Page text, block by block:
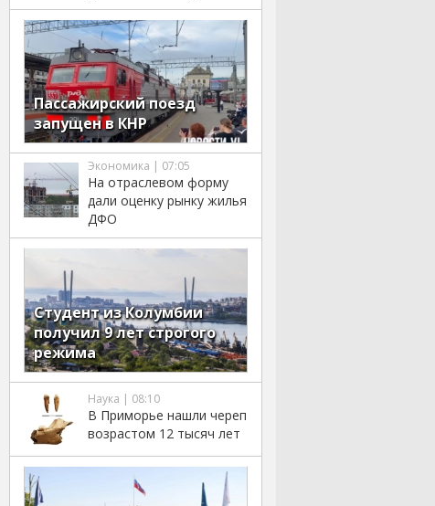
Пассажирский поезд
запущен в КНР
Экономика | 07:05
На отраслевом форму
дали оценку рынку жилья
ДФО
Студент из Колумбии
получил 9 лет строгого
режима
Наука | 08:10
В Приморье нашли череп
возрастом 12 тысяч лет